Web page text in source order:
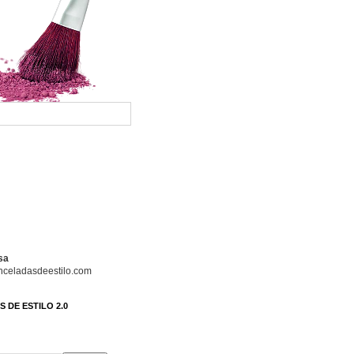
DE ESTILO 2.0